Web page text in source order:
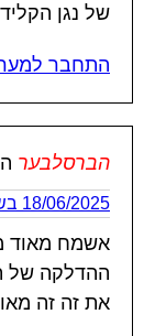
של נגן
התחבר
הברסלבער
18/06/2025 בשעה 16:13:08
אשמח מאוד
ההדלקה של
את זה זה מאוד